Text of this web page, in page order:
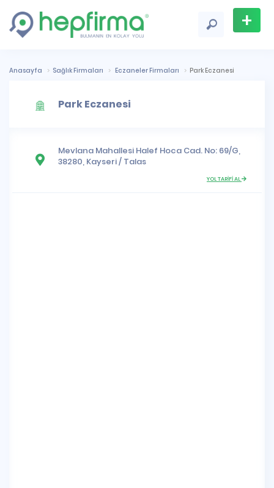
+
Anasayfa Sağlık Firmaları Eczaneler Firmaları Park Eczanesi
Park Eczanesi
Mevlana Mahallesi Halef Hoca Cad. No: 69/G,
38280, Kayseri/ Talas
YOL TARİFİ AL